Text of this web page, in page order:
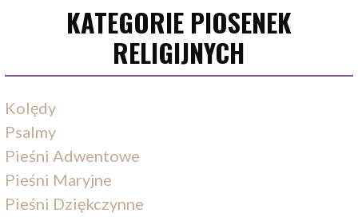
KATEGORIE PIOSENEK
RELIGIJNYCH
Kolędy
Psalmy
Pieśni Adwentowe
Pieśni Maryjne
Pieśni Dziękczynne